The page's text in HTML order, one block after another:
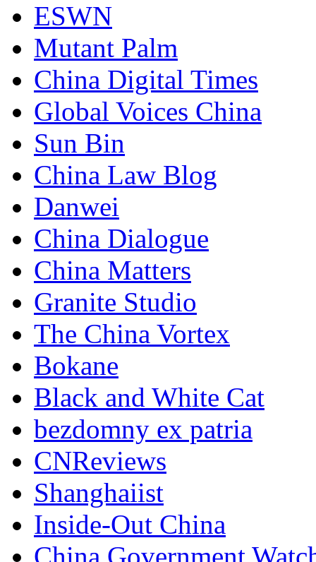
ESWN
Mutant Palm
China Digital Times
Global Voices China
Sun Bin
China Law Blog
Danwei
China Dialogue
China Matters
Granite Studio
The China Vortex
Bokane
Black and White Cat
bezdomny ex patria
CNReviews
Shanghaiist
Inside-Out China